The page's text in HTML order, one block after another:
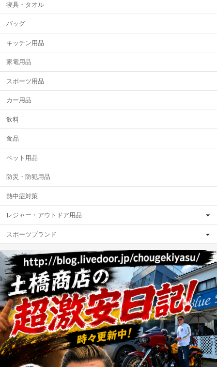
寝具・タオル
バッグ
キッチン用品
家電用品
スポーツ用品
カー用品
飲料
食品
ペット用品
防災・防犯用品
熱中症対策
レジャー・アウトドア用品
スポーツブランド